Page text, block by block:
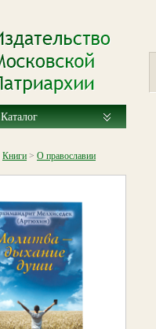
Каталог
Книги > О православии